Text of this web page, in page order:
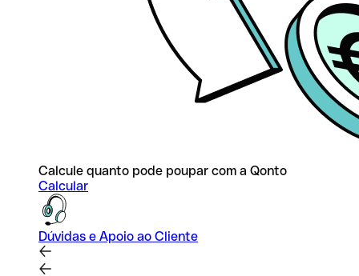
Calcule quanto pode poupar com a Qonto
Calcular
Dúvidas e Apoio ao Cliente